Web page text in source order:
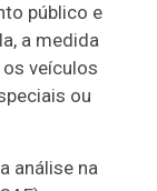
público e
a medida
veículos
ou
análise na